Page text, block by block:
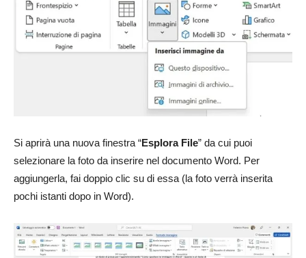
Si aprirà una nuova finestra “Esplora File” da cui puoi
selezionare la foto da inserire nel documento Word. Per
aggiungerla, fai doppio clic su di essa (la foto verrà inserita
pochi istanti dopo in Word).